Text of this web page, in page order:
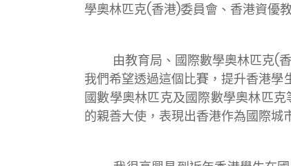
學奧林匹克(香港)委員會、香港資優
由教育局、國際數學奧林匹克(香
我們希望透過這個比賽，提升香港
國數學奧林匹克及國際數學奧林匹
的親善大使，表現出香港作為國際城